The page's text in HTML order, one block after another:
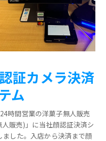
証カメラ決済
ム
時間営業の洋菓子無人販売
販売)」に当社顔認証決済シ
した。入店から決済まで顔